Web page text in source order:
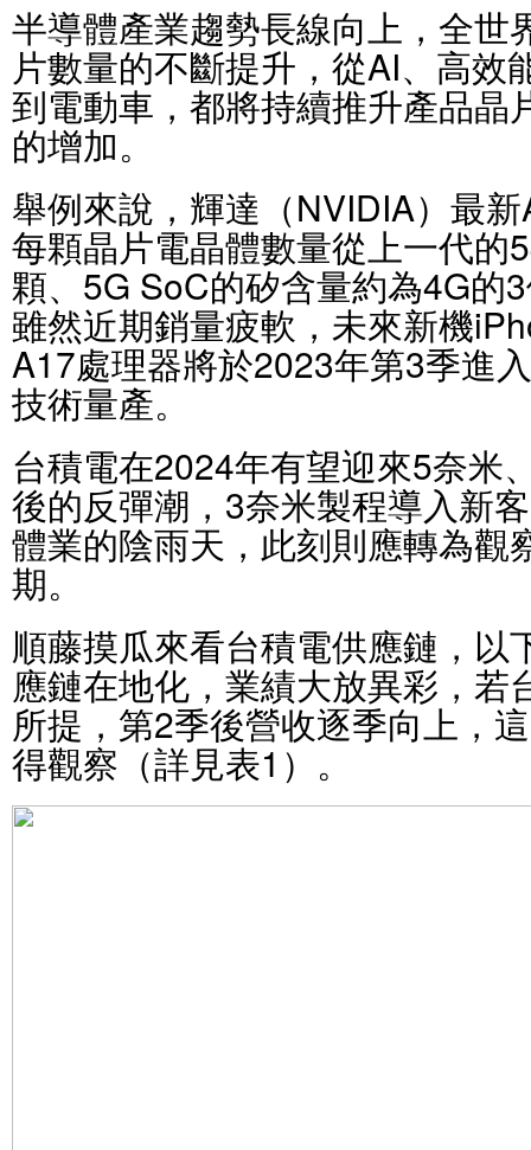
半導體產業趨勢長線向上，全世
片數量的不斷提升，從AI、高效
到電動車，都將持續推升產品晶
的增加。
舉例來說，輝達（NVIDIA）最
每顆晶片電晶體數量從上一代的
顆、5G SoC的矽含量約為4G的
雖然近期銷量疲軟，未來新機
A17處理器將於2023年第3季進
技術量產。
台積電在2024年有望迎來5奈米
後的反彈潮，3奈米製程導入新
體業的陰雨天，此刻則應轉為觀
期。
順藤摸瓜來看台積電供應鏈，以
應鏈在地化，業績大放異彩，若
所提，第2季後營收逐季向上，
得觀察（詳見表1）。